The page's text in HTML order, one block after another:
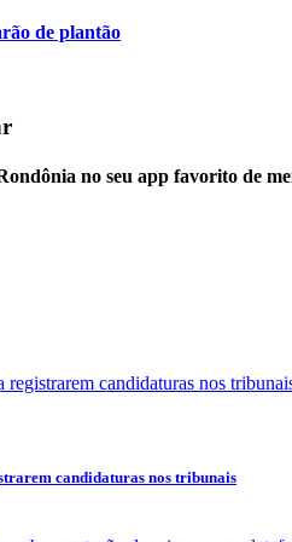
de plantão
no seu app favorito de
candidaturas nos tribunais